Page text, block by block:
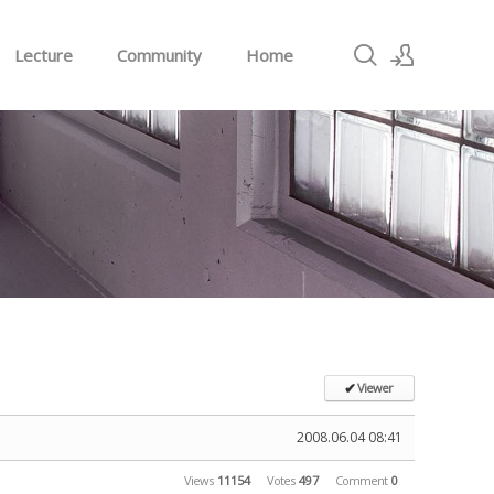
Sign In
Lecture Community Home
✔Viewer
2008.06.04 08:41
Views 11154 Votes 497 Comment 0